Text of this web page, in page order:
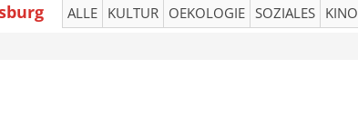
ALLE KULTUR OEKOLOGIE SOZIALES KINO